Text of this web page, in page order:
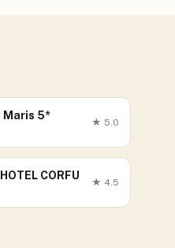
Maris 5*
★ 5.0
CORFU
★ 4.5